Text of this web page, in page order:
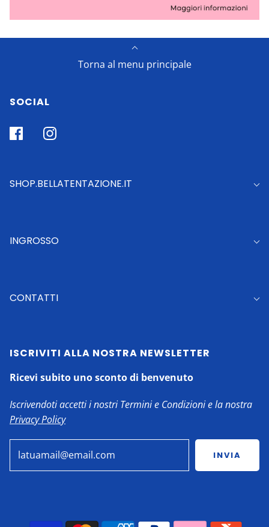
Torna al menu principale
SOCIAL
SHOP.BELLATENTAZIONE.IT
INGROSSO
CONTATTI
ISCRIVITI ALLA NOSTRA NEWSLETTER
Ricevi subito uno sconto di benvenuto
Iscrivendoti accetti i nostri Termini e Condizioni e la nostra
Privacy Policy
INVIA